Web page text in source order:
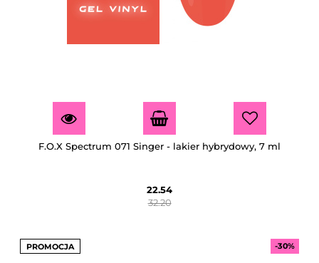
F.O.X Spectrum 071 Singer - lakier hybrydowy, 7 ml
22.54
32.20
PROMOCJA -30%